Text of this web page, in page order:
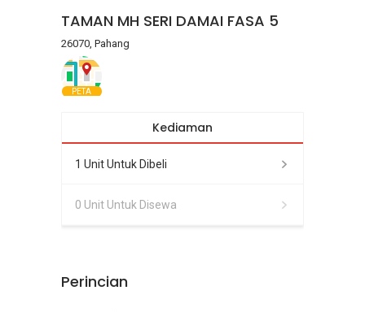
TAMAN MH SERI DAMAI FASA 5
26070, Pahang
PETA
Kediaman
1 Unit Untuk Dibeli
0 Unit Untuk Disewa
Perincian